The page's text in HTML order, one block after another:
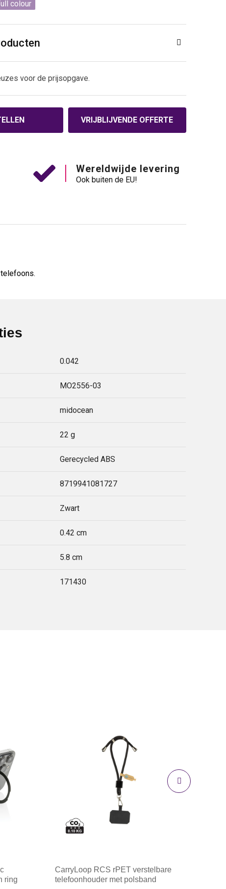
colour
voor de prijsopgave.
VRIJBLIJVENDE OFFERTE
Wereldwijde levering
Ook buiten de EU!
0.042
MO2556-03
midocean
22 g
Gerecycled ABS
8719941081727
Zwart
0.42 cm
5.8 cm
171430
ring
CarryLoop RCS rPET verstelbare
telefoonhouder met polsband